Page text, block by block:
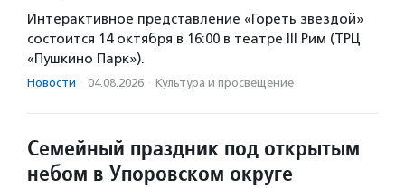
Интерактивное представление «Гореть звездой»
состоится 14 октября в 16:00 в театре III Рим (ТРЦ
«Пушкино Парк»).
Новости · 04.08.2026 · Культура и просвещение
Семейный праздник под открытым
небом в Упоровском округе